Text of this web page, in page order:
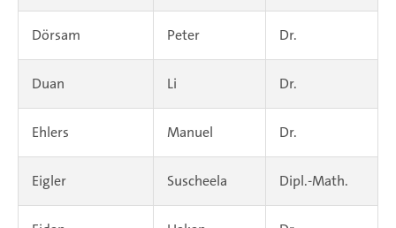
Dörsam Peter Dr.
Duan Li Dr.
Ehlers Manuel Dr.
Eigler Suscheela Dipl.-Math.